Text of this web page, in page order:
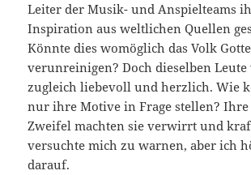
Leiter der Musik- ­und Anspielteams
Inspiration aus weltlichen Quellen
Könnte dies womöglich das Volk
verunreinigen? Doch dieselben
zugleich liebevoll und herzlich. Wie
nur ihre Motive in Frage stellen?
Zweifel machten sie verwirrt und
versuchte mich zu warnen, aber ich
darauf.